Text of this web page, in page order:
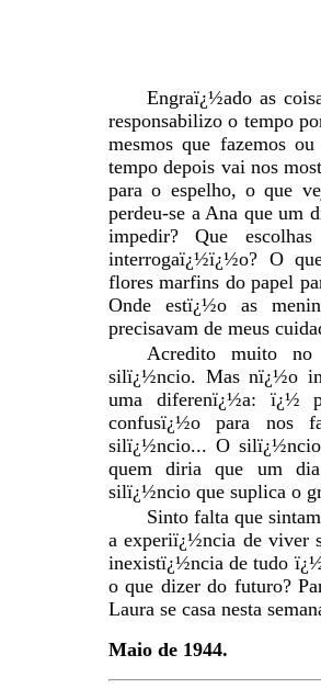
Engraï¿½ado as
responsabilizo o tempo
mesmos que fazemos
tempo depois vai nos
para o espelho, o que
perdeu-se a Ana que um
impedir? Que
interrogaï¿½ï¿½o? O
flores marfins do papel
Onde estï¿½o as
precisavam de meus
Acredito muito
silï¿½ncio. Mas nï¿½o
uma diferenï¿½a: ï¿½
confusï¿½o para nos
silï¿½ncio... O
quem diria que um
silï¿½ncio que suplica o
Sinto falta que
a experiï¿½ncia de viver
inexistï¿½ncia de tudo
o que dizer do futuro?
Laura se casa nesta
Maio de 1944.